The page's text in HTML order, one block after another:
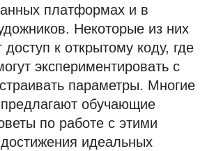
платформах и в
Некоторые из них
к открытому коду, где
экспериментировать с
параметры. Многие
обучающие
по работе с этими
идеальных